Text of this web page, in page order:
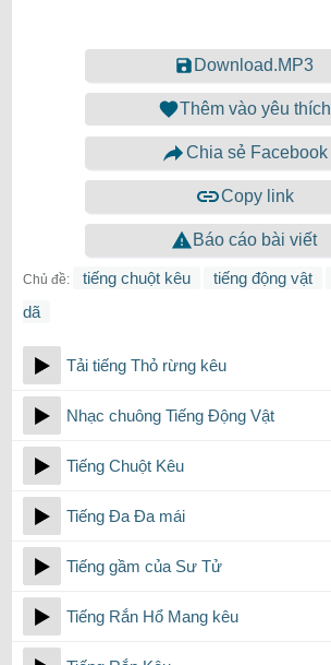
Download.MP3
Thêm vào yêu thích
Chia sẻ Facebook
Copy link
Báo cáo bài viết
Chủ đề: tiếng chuột kêu tiếng động vật
dã
Tải tiếng Thỏ rừng kêu
Nhạc chuông Tiếng Động Vật
Tiếng Chuột Kêu
Tiếng Đa Đa mái
Tiếng gầm của Sư Tử
Tiếng Rắn Hổ Mang kêu